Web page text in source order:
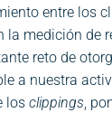
entre los
la medición de
reto de
a nuestra
losclippings,